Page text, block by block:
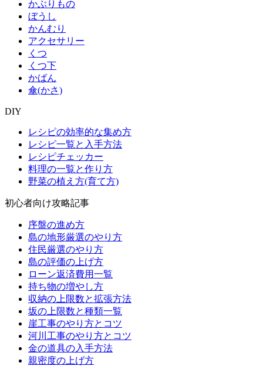
かぶりもの
ぼうし
かんむり
アクセサリー
くつ
くつ下
かばん
傘(かさ)
DIY
レシピの効率的な集め方
レシピ一覧と入手方法
レシピチェッカー
料理の一覧と作り方
野菜の植え方(育て方)
初心者向け攻略記事
序盤の進め方
島の地形厳選のやり方
住民厳選のやり方
島の評価の上げ方
ローン返済費用一覧
持ち物の増やし方
収納の上限数と拡張方法
坂の上限数と種類一覧
崖工事のやり方とコツ
河川工事のやり方とコツ
金の道具の入手方法
親密度の上げ方